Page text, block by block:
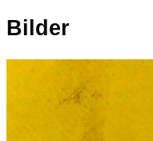
Bilder